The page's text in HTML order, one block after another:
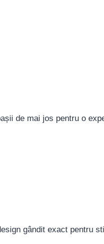
de mai jos pentru o
gândit exact pentru